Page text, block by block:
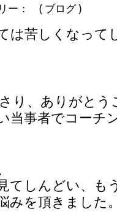
ー： ( ブログ )
は苦しくなって
り、ありがとう
当事者でコーチ
てしんどい、も
みを頂きました